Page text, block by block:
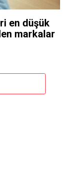
en düşük
markalar